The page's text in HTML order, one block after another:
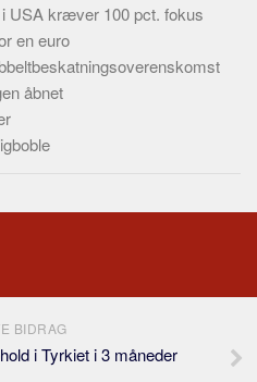
USA kræver 100 pct. fokus
en euro
åbnet
BIDRAG
i Tyrkiet i 3 måneder